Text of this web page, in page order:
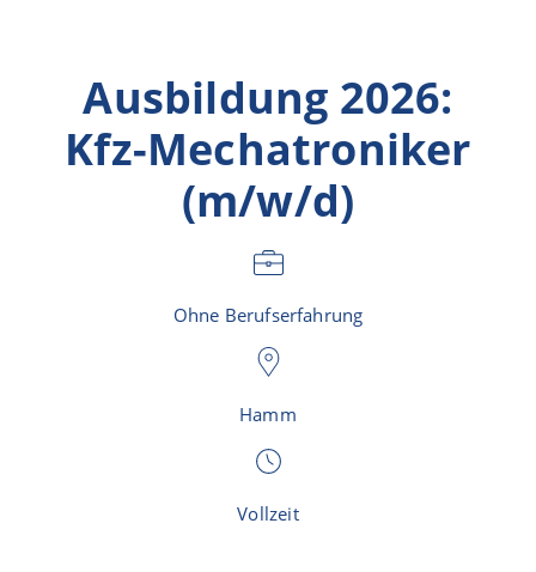
Ausbildung 2026:
Kfz-Mechatroniker
(m/w/d)
Ohne Berufserfahrung
Hamm
Vollzeit